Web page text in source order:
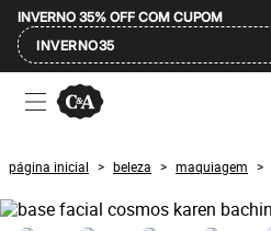
INVERNO 35% OFF COM CUPOM
INVERNO35
Ofertas
Compre por Departamento
Masculino
Infantil
Calçados
Mindse7
página inicial > beleza > maquiagem >